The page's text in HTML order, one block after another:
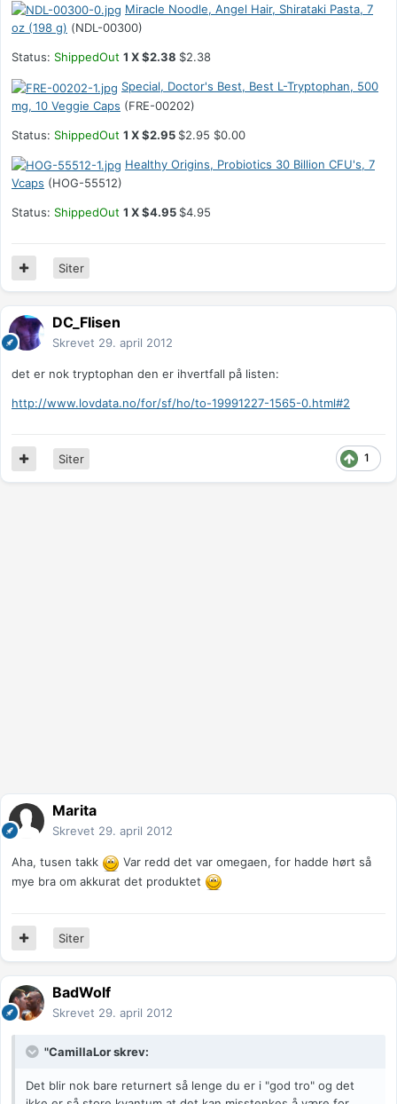
Miracle Noodle, Angel Hair, Shirataki Pasta, 7
oz (198 g) (NDL-00300)
Status: ShippedOut 1 X $2.38 $2.38
Special, Doctor's Best, Best L-Tryptophan, 500
mg, 10 Veggie Caps (FRE-00202)
Status: ShippedOut 1 X $2.95 $2.95 $0.00
Healthy Origins, Probiotics 30 Billion CFU's, 7
Vcaps (HOG-55512)
Status: ShippedOut 1 X $4.95 $4.95
Siter
DC_Flisen
Skrevet 29. april 2012
det er nok tryptophan den er ihvertfall på listen:
http://www.lovdata.no/for/sf/ho/to-19991227-1565-0.html#2
1
Siter
Marita
Skrevet 29. april 2012
Aha, tusen takk
Var redd det var omegaen, for hadde hørt så
mye bra om akkurat det produktet
Siter
BadWolf
Skrevet 29. april 2012
"CamillaLor skrev:
Det blir nok bare returnert så lenge du er i "god tro" og det